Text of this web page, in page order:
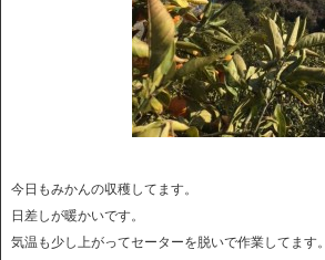
今日もみかんの収穫してます。
日差しが暖かいです。
気温も少し上がってセーターを脱いで作業してます